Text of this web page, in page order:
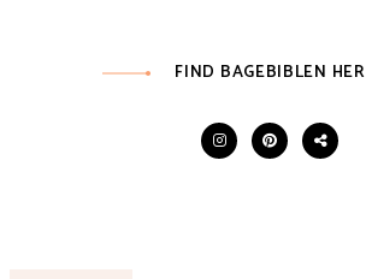
FIND BAGEBIBLEN HER